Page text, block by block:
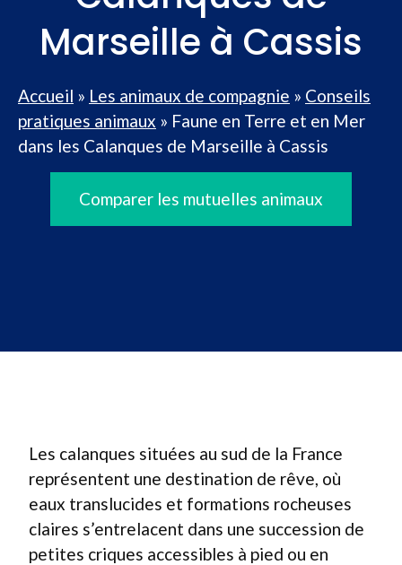
Marseille à Cassis
Accueil » Les animaux de compagnie » Conseils
pratiques animaux » Faune en Terre et en Mer
dans les Calanques de Marseille à Cassis
Comparer les mutuelles animaux
Les calanques situées au sud de la France
représentent une destination de rêve, où
eaux translucides et formations rocheuses
claires s’entrelacent dans une succession de
petites criques accessibles à pied ou en